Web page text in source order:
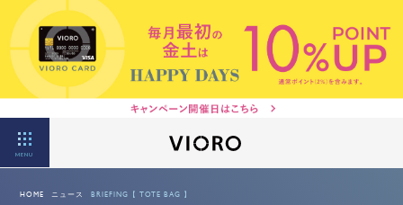
MENU
HOME ニュース BRIEFING【 TOTE BAG 】